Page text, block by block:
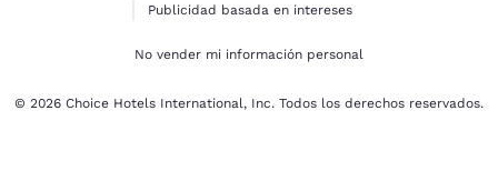
Publicidad basada en intereses
No vender mi información personal
© 2026 Choice Hotels International, Inc. Todos los derechos reservados.